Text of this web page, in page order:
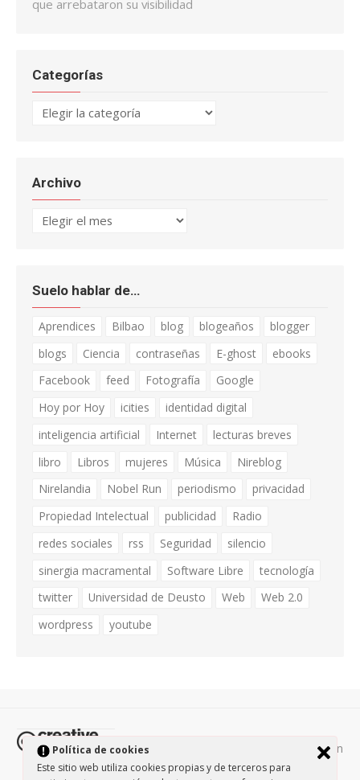
Política de cookies
Este sitio web utiliza cookies propias y de terceros para
que arrebataron su visibilidad
Categorías
Categorías
Archivo
Archivo
Suelo hablar de…
Aprendices Bilbao blog blogeaños
blogger
blogs
Ciencia contraseñas E-ghost
ebooks
Facebook
feed Fotografía
Google
Hoy por Hoy
icities
identidad digital
inteligencia artificial
Internet
lecturas breves
libro
Libros mujeres Música
Nireblog
Nirelandia
Nobel Run periodismo
privacidad
Propiedad Intelectual
publicidad
Radio
redes sociales
rss Seguridad
silencio
sinergia macramental
Software Libre
tecnología
twitter
Universidad de Deusto Web
Web 2.0
wordpress
youtube
Todos los contenidos de esta página están
protegidos por la licencia Creative Commons Attribution-